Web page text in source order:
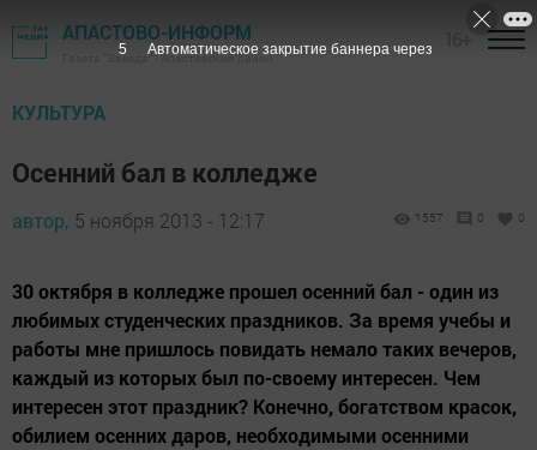
АПАСТОВО-ИНФОРМ
Газета "Звезда" - Апастовский район
КУЛЬТУРА
Осенний бал в колледже
автор, 5 ноября 2013 - 12:17 1557 0 0
30 октября в колледже прошел осенний бал - один из
любимых студенческих праздников. За время учебы и
работы мне пришлось повидать немало таких вечеров,
каждый из которых был по-своему интересен. Чем
интересен этот праздник? Конечно, богатством красок,
обилием осенних даров, необходимыми осенними
4 Автоматическое закрытие баннера через